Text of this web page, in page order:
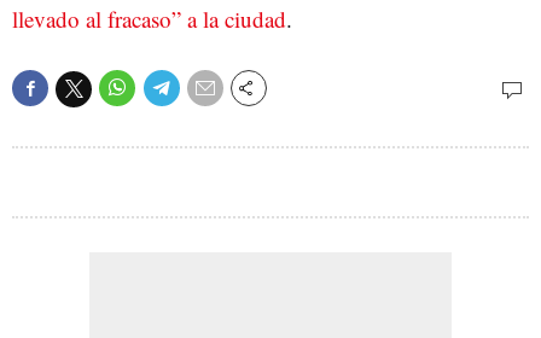
llevado al fracaso” a la ciudad.